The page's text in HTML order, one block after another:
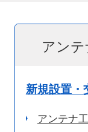
アンテ
新規設置・
アンテナ